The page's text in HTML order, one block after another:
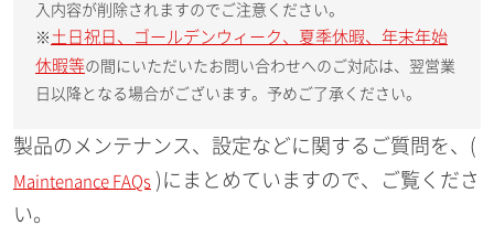
入内容が削除されますのでご注意ください。
※ 土日祝日、ゴールデンウィーク、夏季休暇、年末年始
休暇等の間にいただいたお問い合わせへのご対応は、翌営業
日以降となる場合がございます。予めご了承ください。
製品のメンテナンス、設定などに関するご質問を、(
Maintenance FAQs )にまとめていますので、ご覧くださ
い。